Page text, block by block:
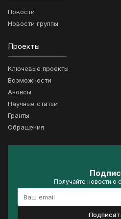
Новости
Новости группы
Проекты
Ключевые проекты
Возможности
Анонсы
Научные статьи
Гранты
Обращения
Получайте новости о